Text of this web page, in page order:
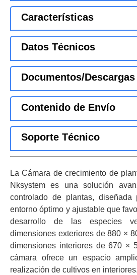
Características
Datos Técnicos
Documentos/Descargas
Contenido de Envío
Soporte Técnico
La Cámara de crecimiento de
Nksystem es una solución
controlado de plantas, diseñada
entorno óptimo y ajustable que
desarrollo de las especies
dimensiones exteriores de 880 ×
dimensiones interiores de 670 ×
cámara ofrece un espacio
realización de cultivos en interiores.